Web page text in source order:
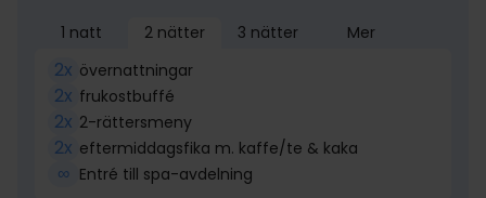
1 natt 2 nätter 3 nätter Mer
2x övernattningar
2x frukostbuffé
2x 2-rättersmeny
2x eftermiddagsfika m. kaffe/te & kaka
∞ Entré till spa-avdelning